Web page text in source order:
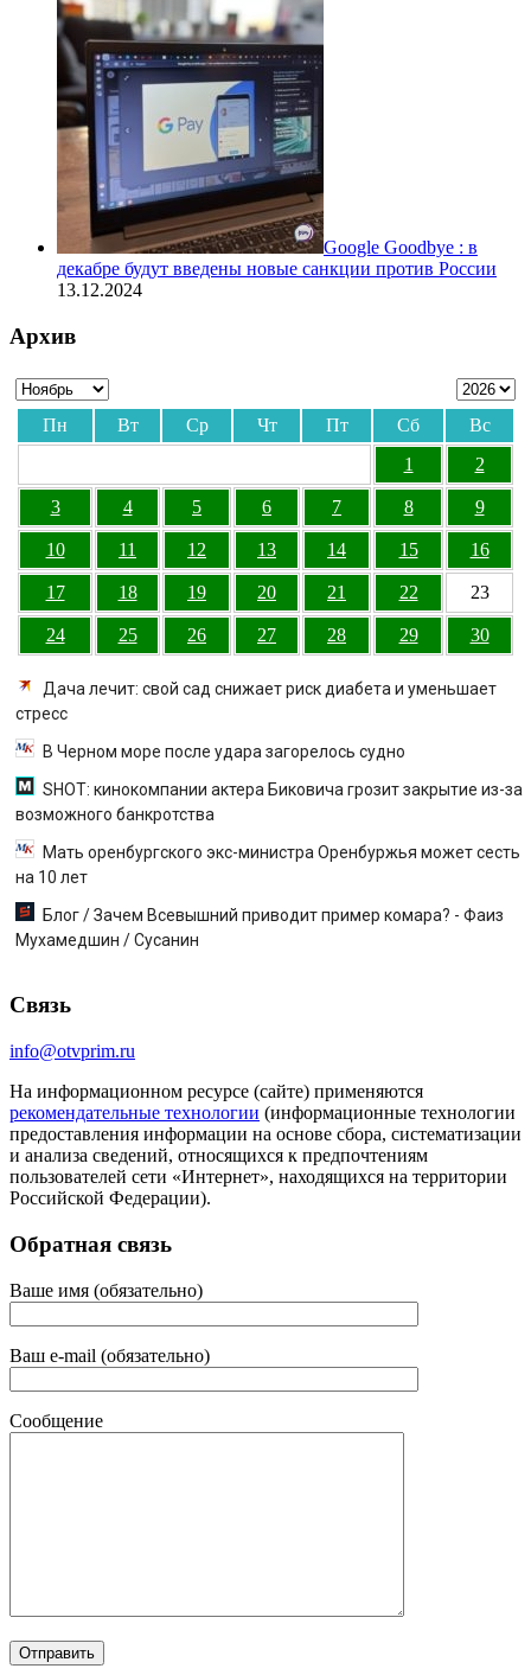
Google Goodbye : в
декабре будут введены новые санкции против России
13.12.2024
Архив
Пн Вт Ср Чт Пт Сб
Вс
1
2
3 4 5 6 7 8 9
10 11 12 13 14 15 16
17 18 19 20 21 22 23
24 25 26 27 28 29 30
Дача лечит: свой сад снижает риск диабета и уменьшает
стресс
В Черном море после удара загорелось судно
SHOT: кинокомпании актера Биковича грозит закрытие из-за
возможного банкротства
Мать оренбургского экс-министра Оренбуржья может сесть
на 10 лет
Блог / Зачем Всевышний приводит пример комара? - Фаиз
Мухамедшин / Сусанин
Связь
info@otvprim.ru
На информационном ресурсе (сайте) применяются
рекомендательные технологии (информационные технологии
предоставления информации на основе сбора, систематизации
и анализа сведений, относящихся к предпочтениям
пользователей сети «Интернет», находящихся на территории
Российской Федерации).
Обратная связь
Ваше имя (обязательно)
Ваш e-mail (обязательно)
Сообщение